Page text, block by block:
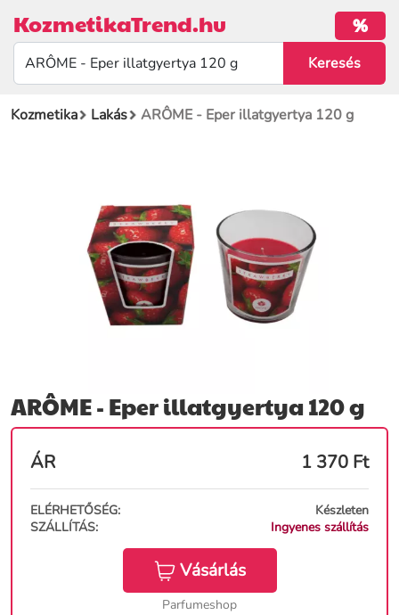
KozmetikaTrend.hu %
Kozmetika Lakás ARÔME - Eper illatgyertya 120 g
ARÔME - Eper illatgyertya 120 g
ÁR 1 370 Ft
ELÉRHETŐSÉG:
Készleten
SZÁLLÍTÁS:
Ingyenes szállítás
Vásárlás
Parfumeshop